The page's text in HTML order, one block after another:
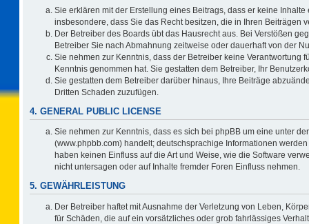
Sie erklären mit der Erstellung eines Beitrags, dass er keine
insbesondere, dass Sie das Recht besitzen, die in Ihren Beiträgen
Der Betreiber des Boards übt das Hausrecht aus. Bei Verstößen
Betreiber Sie nach Abmahnung zeitweise oder dauerhaft von der
Sie nehmen zur Kenntnis, dass der Betreiber keine Verantwortung
Kenntnis genommen hat. Sie gestatten dem Betreiber, Ihr
Sie gestatten dem Betreiber darüber hinaus, Ihre Beiträge
Dritten Schaden zuzufügen.
4. GENERAL PUBLIC LICENSE
Sie nehmen zur Kenntnis, dass es sich bei phpBB um eine unter der
(www.phpbb.com) handelt; deutschsprachige Informationen
haben keinen Einfluss auf die Art und Weise, wie die Software
nicht untersagen oder auf Inhalte fremder Foren Einfluss nehmen.
5. GEWÄHRLEISTUNG
Der Betreiber haftet mit Ausnahme der Verletzung von Leben,
für Schäden, die auf ein vorsätzliches oder grob fahrlässiges